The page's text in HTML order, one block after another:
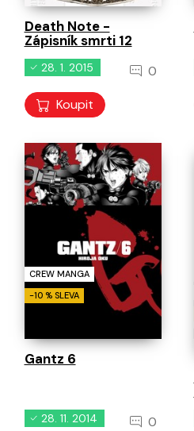
Death Note -
Zápisník smrti 12
28. 1. 2015 0
Koupit
CREW MANGA
-10 % SLEVA
Gantz 6
28. 11. 2014 0